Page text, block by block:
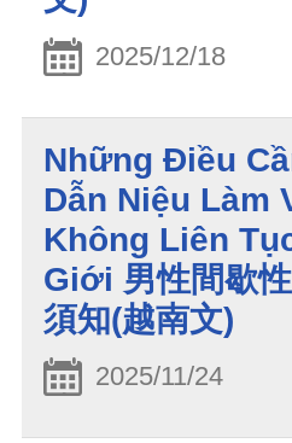
2025/12/18
Những Điều
Dẫn Niệu Làm
Không Liên
Giới 男性間歇
須知(越南文)
2025/11/24